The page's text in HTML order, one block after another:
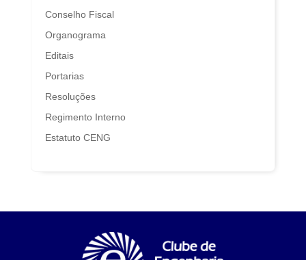
Conselho Fiscal
Organograma
Editais
Portarias
Resoluções
Regimento Interno
Estatuto CENG